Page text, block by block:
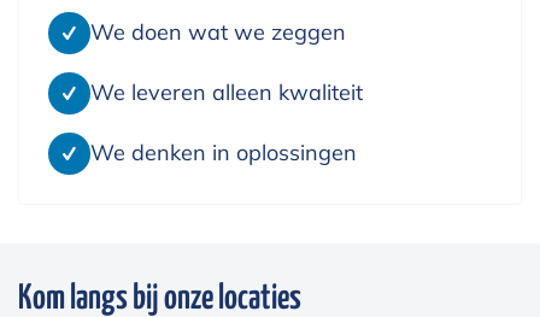
We doen wat we zeggen
We leveren alleen kwaliteit
We denken in oplossingen
Kom langs bij onze locaties